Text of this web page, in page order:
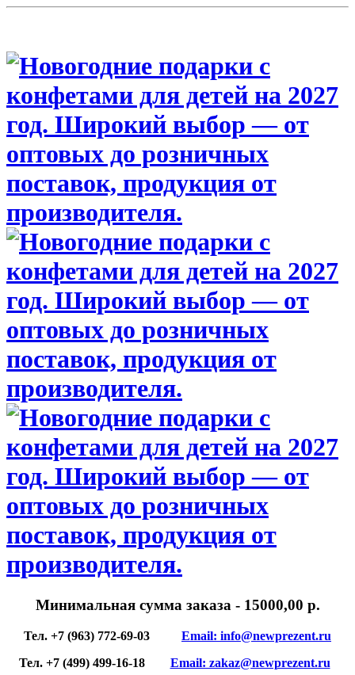
Минимальная сумма заказа - 15000,00 р.
Тел. +7 (963) 772-69-03 Email: info@newprezent.ru
Тел. +7 (499) 499-16-18 Email: zakaz@newprezent.ru